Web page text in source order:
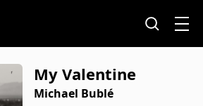
My Valentine
Michael Bublé